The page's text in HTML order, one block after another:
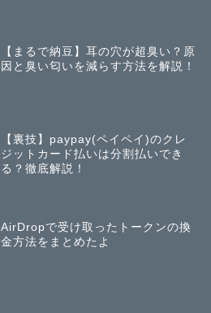
【まるで納豆】耳の穴が超臭い？原
因と臭い匂いを減らす方法を解説！
【裏技】paypay(ペイペイ)のクレ
ジットカード払いは分割払いでき
る？徹底解説！
AirDropで受け取ったトークンの換
金方法をまとめたよ